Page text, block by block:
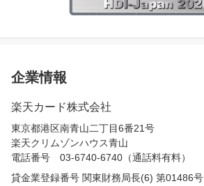
企業情報
楽天カード株式会社
東京都港区南青山二丁目6番21号
楽天クリムゾンハウス青山
電話番号 03-6740-6740（通話料有料）
貸金業登録番号 関東財務局長(6) 第01486号